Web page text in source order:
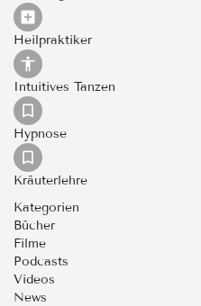
Heilpraktiker
Intuitives Tanzen
Hypnose
Kräuterlehre
Kategorien
Bücher
Filme
Podcasts
Videos
News